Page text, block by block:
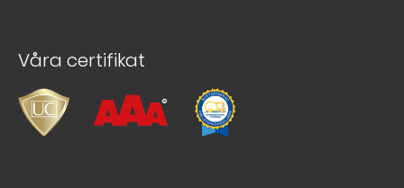
Våra certifikat